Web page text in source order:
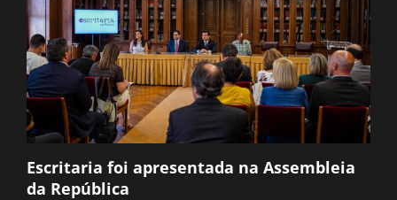
Escritaria foi apresentada na Assembleia
da República